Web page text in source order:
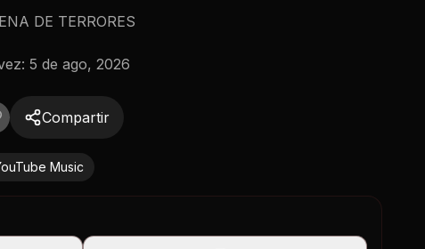
DE TERRORES
5 de ago, 2026
Compartir
Music